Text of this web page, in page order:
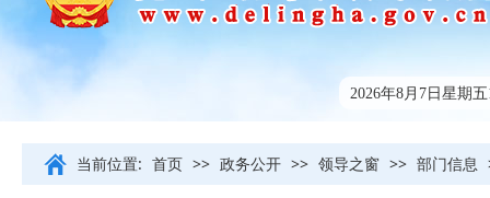
2026年8月7日星期五
当前位置: 首页 >> 政务公开 >> 领导之窗 >> 部门信息